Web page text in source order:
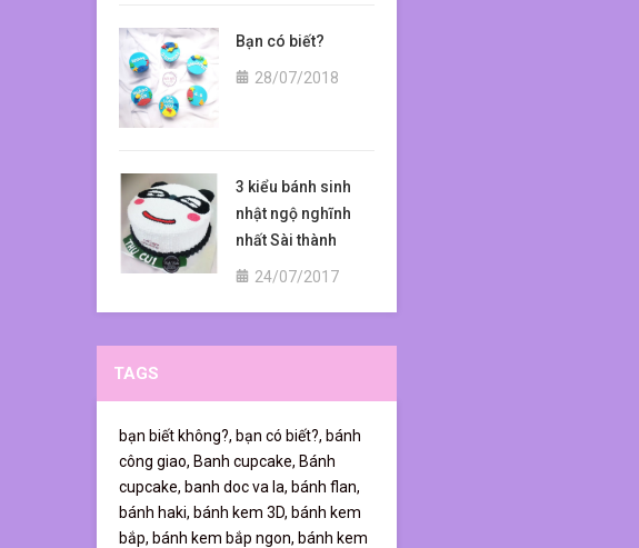
Bạn có biết?
28/07/2018
3 kiểu bánh sinh
nhật ngộ nghĩnh
nhất Sài thành
24/07/2017
TAGS
bạn biết không?, bạn có biết?, bánh
công giao, Banh cupcake, Bánh
cupcake, banh doc va la, bánh flan,
bánh haki, bánh kem 3D, bánh kem
bắp, bánh kem bắp ngon, bánh kem